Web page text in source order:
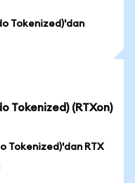
Tokenized)'dan
Tokenized) (RTXon)
Tokenized)'dan RTX